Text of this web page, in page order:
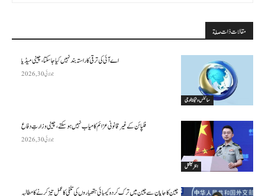
مقالات ذات صلة
سائنس وٹیکنالوجی
اے آئی کی ترقی کا راستہ بند نہیں کیا جا سکتا، چینی میڈیا
جولائی 30, 2026
انٹرنیشنل
فلپائن کے غیر قانونی عزائم کامیاب نہیں ہو سکتے ، چینی وزارتِ دفاع
جولائی 30, 2026
چین کا جاپان سے چین میں ترک کردہ کیمیائی ہتھیاروں کی تلفی کا عمل تیز کرنے کا مطالبہ